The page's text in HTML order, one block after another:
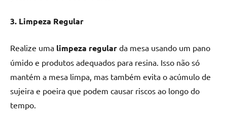
3. Limpeza Regular
Realize uma limpeza regular da mesa usando um pano
úmido e produtos adequados para resina. Isso não só
mantém a mesa limpa, mas também evita o acúmulo de
sujeira e poeira que podem causar riscos ao longo do
tempo.